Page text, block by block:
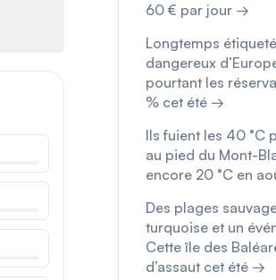
60 € par jour →
Longtemps
dangereux
pourtant les
% cet été →
Ils fuient les 40 °C
au pied du Mont-
encore 20 °C en
Des plages
turquoise et un
Cette île des
d’assaut cet été →